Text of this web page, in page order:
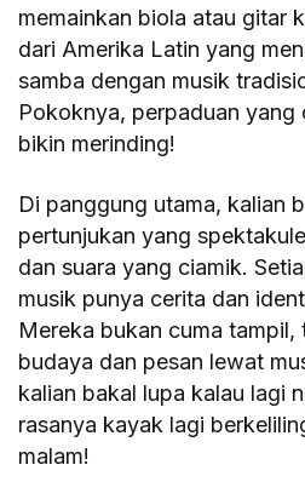
memainkan biola atau gitar
dari Amerika Latin yang
samba dengan musik
Pokoknya, perpaduan
bikin merinding!
Di panggung utama, kalian
pertunjukan yang
dan suara yang ciamik.
musik punya cerita dan
Mereka bukan cuma tampil,
budaya dan pesan lewat
kalian bakal lupa kalau lagi
rasanya kayak lagi
malam!